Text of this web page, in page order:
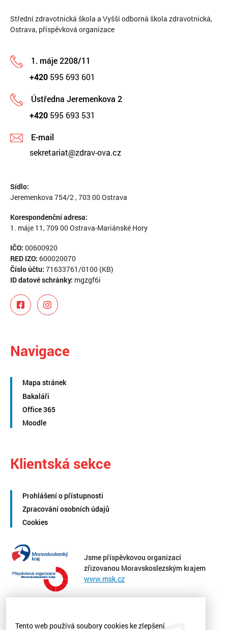
Střední zdravotnická škola a Vyšší odborná škola zdravotnická,
Ostrava, příspěvková organizace
1. máje 2208/11
+420 595 693 601
Ústředna Jeremenkova 2
+420 595 693 531
E-mail
sekretariat@zdrav-ova.cz
Sídlo:
Jeremenkova 754/2 , 703 00 Ostrava
Korespondenční adresa:
1. máje 11, 709 00 Ostrava-Mariánské Hory
IČO: 00600920
RED IZO: 600020070
Číslo účtu: 71633761/0100 (KB)
ID datové schránky: mgzgf6i
Navigace
Mapa stránek
Bakaláři
Office 365
Moodle
Klientská sekce
Prohlášení o přístupnosti
Zpracování osobních údajů
Cookies
Jsme příspěvkovou organizací
zřizovanou Moravskoslezským krajem
www.msk.cz
Tento web používá soubory cookies ke zlepšení